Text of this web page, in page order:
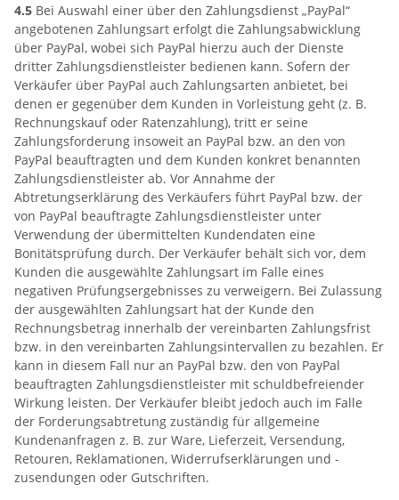
4.5 Bei Auswahl einer über den Zahlungsdienst „PayPal“
angebotenen Zahlungsart erfolgt die Zahlungsabwicklung
über PayPal, wobei sich PayPal hierzu auch der Dienste
dritter Zahlungsdienstleister bedienen kann. Sofern der
Verkäufer über PayPal auch Zahlungsarten anbietet, bei
denen er gegenüber dem Kunden in Vorleistung geht (z. B.
Rechnungskauf oder Ratenzahlung), tritt er seine
Zahlungsforderung insoweit an PayPal bzw. an den von
PayPal beauftragten und dem Kunden konkret benannten
Zahlungsdienstleister ab. Vor Annahme der
Abtretungserklärung des Verkäufers führt PayPal bzw. der
von PayPal beauftragte Zahlungsdienstleister unter
Verwendung der übermittelten Kundendaten eine
Bonitätsprüfung durch. Der Verkäufer behält sich vor, dem
Kunden die ausgewählte Zahlungsart im Falle eines
negativen Prüfungsergebnisses zu verweigern. Bei Zulassung
der ausgewählten Zahlungsart hat der Kunde den
Rechnungsbetrag innerhalb der vereinbarten Zahlungsfrist
bzw. in den vereinbarten Zahlungsintervallen zu bezahlen. Er
kann in diesem Fall nur an PayPal bzw. den von PayPal
beauftragten Zahlungsdienstleister mit schuldbefreiender
Wirkung leisten. Der Verkäufer bleibt jedoch auch im Falle
der Forderungsabtretung zuständig für allgemeine
Kundenanfragen z. B. zur Ware, Lieferzeit, Versendung,
Retouren, Reklamationen, Widerrufserklärungen und -
zusendungen oder Gutschriften.